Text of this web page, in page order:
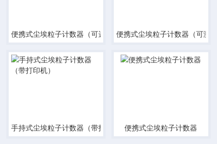
便携式尘埃粒子计数器（可选配打印机）便携式尘埃粒子计数器（可测
手持式尘埃粒子计数器（带打印机）便携式尘埃粒子计数器